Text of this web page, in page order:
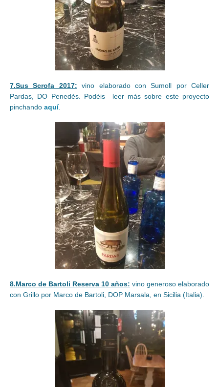
7.Sus Scrofa 2017: vino elaborado con Sumoll por Celler
Pardas, DO Penedès. Podéis leer más sobre este proyecto
pinchando aquí.
8.Marco de Bartoli Reserva 10 años: vino generoso elaborado
con Grillo por Marco de Bartoli, DOP Marsala, en Sicilia (Italia).